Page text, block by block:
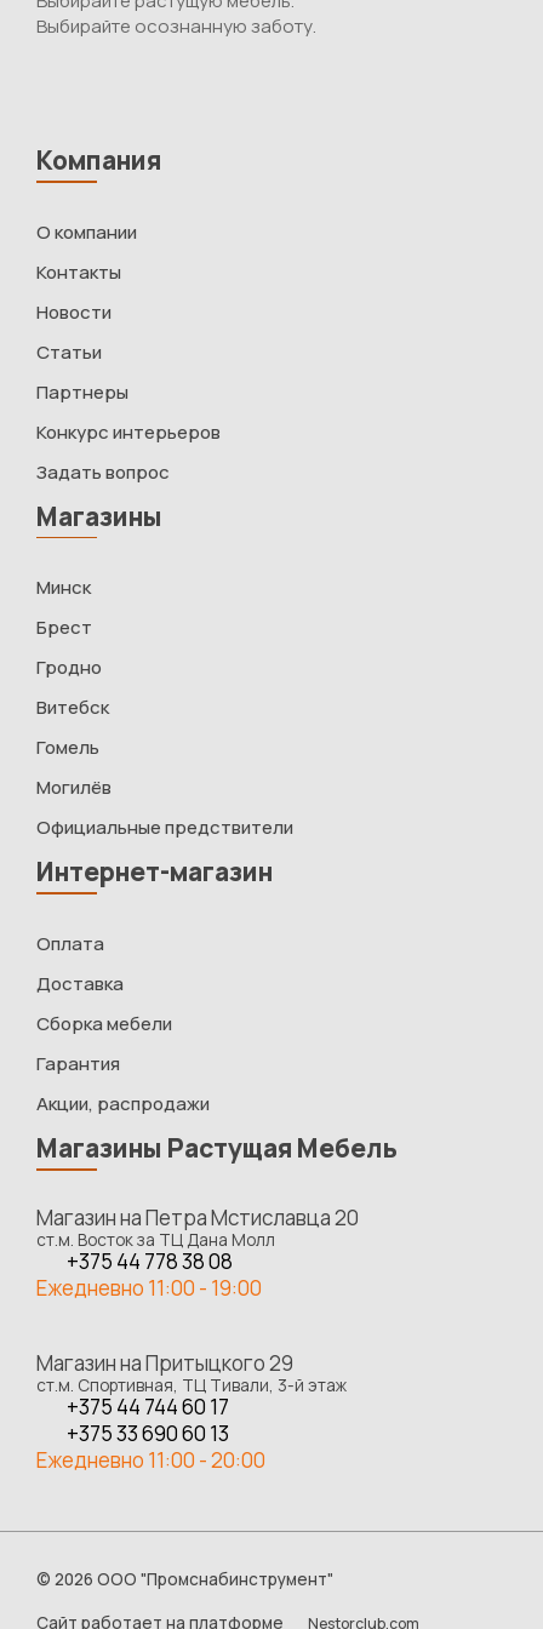
Выбирайте осознанную заботу.
Компания
О компании
Контакты
Новости
Статьи
Партнеры
Конкурс интерьеров
Задать вопрос
Магазины
Минск
Брест
Гродно
Витебск
Гомель
Могилёв
Официальные предствители
Интернет-магазин
Оплата
Доставка
Сборка мебели
Гарантия
Акции, распродажи
Магазины Растущая Мебель
Магазин на Петра Мстиславца 20
ст.м. Восток за ТЦ Дана Молл
+375 44 778 38 08
Ежедневно 11:00 - 19:00
Магазин на Притыцкого 29
ст.м. Спортивная, ТЦ Тивали, 3-й этаж
+375 44 744 60 17
+375 33 690 60 13
Ежедневно 11:00 - 20:00
© 2026 ООО "Промснабинструмент"
Сайт работает на платформе
Nestorclub.com